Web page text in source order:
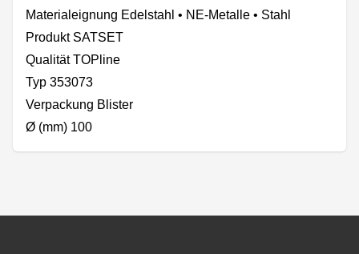
Materialeignung Edelstahl • NE-Metalle • Stahl
Produkt SATSET
Qualität TOPline
Typ 353073
Verpackung Blister
Ø (mm) 100